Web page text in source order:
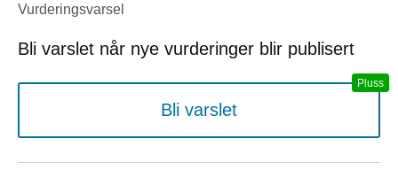
Vurderings­varsel
Bli varslet når nye vurderinger blir publisert
Bli varslet